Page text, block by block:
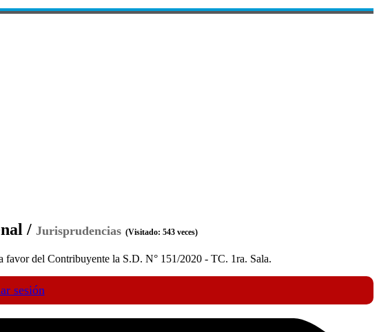
/ Jurisprudencias (Visitado: 543 veces)
del Contribuyente la S.D. N° 151/2020 - TC. 1ra. Sala.
sesión